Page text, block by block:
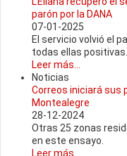
parón por la DANA
07-01-2025
El servicio volvió el
todas ellas positivas.
Leer más...
Noticias
Correos iniciará sus
Montealegre
28-12-2024
Otras 25 zonas
en este ensayo.
Leer más...